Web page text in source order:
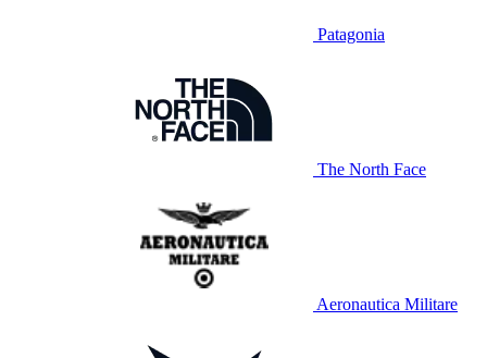
Patagonia
The North Face
Aeronautica Militare